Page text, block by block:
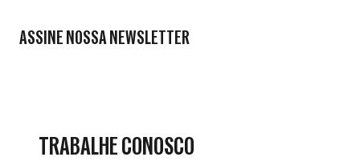
ASSINE NOSSA NEWSLETTER
TRABALHE CONOSCO